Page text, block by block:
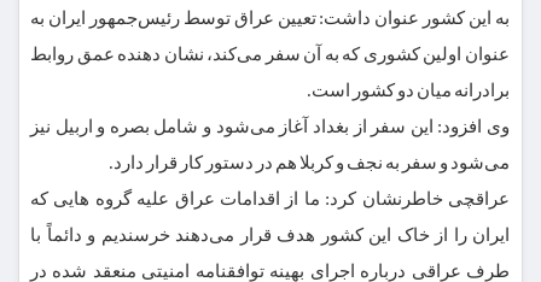
به این کشور عنوان داشت: تعیین عراق توسط رئیس‌جمهور ایران به
عنوان اولین کشوری که به آن سفر می‌کند، نشان دهنده عمق روابط
برادرانه میان دو کشور است.
وی افزود: این سفر از بغداد آغاز می‌شود و شامل بصره و اربیل نیز
می‌شود و سفر به نجف و کربلا هم در دستور کار قرار دارد.
عراقچی خاطرنشان کرد: ما از اقدامات عراق علیه گروه هایی که
ایران را از خاک این کشور هدف قرار می‌دهند خرسندیم و دائماً با
طرف عراقی درباره اجرای بهینه توافقنامه امنیتی منعقد شده در